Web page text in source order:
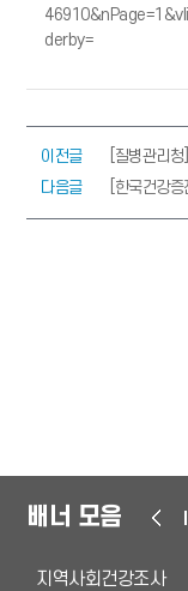
derby=
이전글
[질병관리
다음글
[한국건강
배너 모음
경북도청